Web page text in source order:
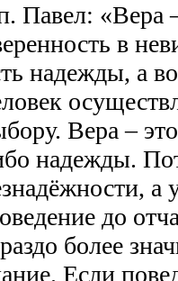
Павел: «Вера
в
надежды, а
Вера –
надежды.
а
до
более
Если